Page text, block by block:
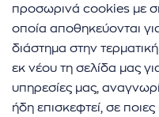
προσωρινά cookies με
οποία αποθηκεύονται
διάστημα στην
εκ νέου τη σελίδα μας
υπηρεσίες μας,
ήδη επισκεφτεί, σε